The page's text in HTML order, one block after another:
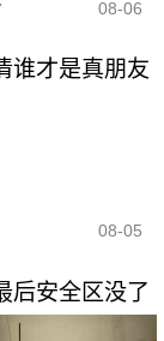
08-06
谁才是真朋友
08-05
后安全区没了